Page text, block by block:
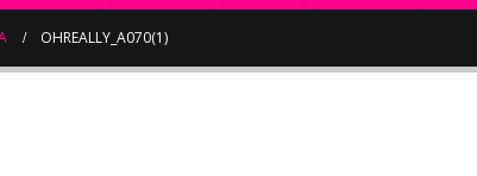
OHREALLY_A070(1)